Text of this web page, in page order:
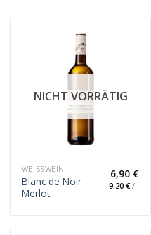
NICHT VORRÄTIG
WEISSWEIN
Blanc de Noir
Merlot
6,90 €
9,20 €/ l